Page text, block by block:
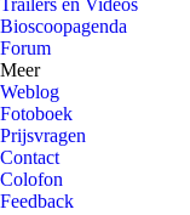
Trailers en Videos
Bioscoopagenda
Forum
Meer
Weblog
Fotoboek
Prijsvragen
Contact
Colofon
Feedback